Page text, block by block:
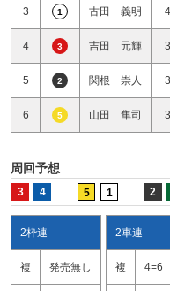
3 1 古田 義明
4 3 吉田 元輝
5 2 関根 崇人
6 5 山田 隼司
周回予想
3 4 5 1 2
2枠連
複 発売無し
2車連
複 4=6